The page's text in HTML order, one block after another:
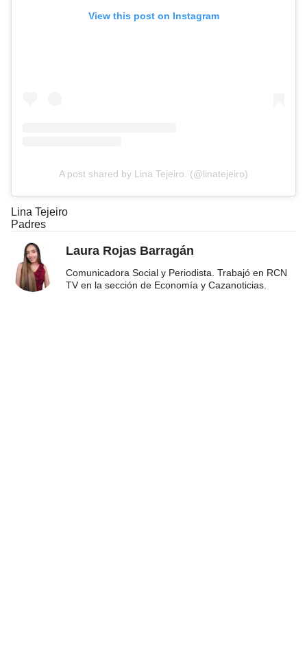
View this post on Instagram
A post shared by Lina Tejeiro. (@linatejeiro)
Lina Tejeiro
Padres
Laura Rojas Barragán
Comunicadora Social y Periodista. Trabajó en RCN
TV en la sección de Economía y Cazanoticias.